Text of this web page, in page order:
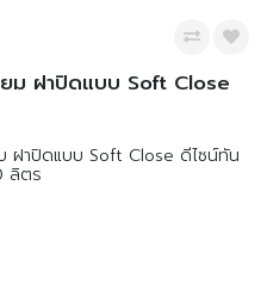
ม ฝาปิดแบบ Soft Close
ฝาปิดแบบ Soft Close ดีไซน์ทัน
ลิตร